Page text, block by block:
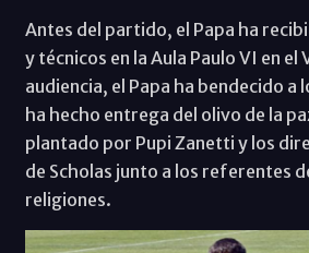
Antes del partido, el Papa ha
y técnicos en la Aula Paulo VI en el
audiencia, el Papa ha bendecido a
ha hecho entrega del olivo de la
plantado por Pupi Zanetti y los
de Scholas junto a los referentes
religiones.